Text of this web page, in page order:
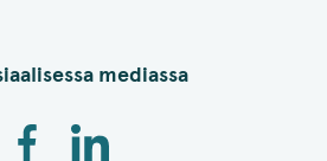
mediassa